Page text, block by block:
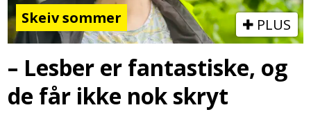
Skeiv sommer PLUS
– Lesber er fantastiske, og
de får ikke nok skryt